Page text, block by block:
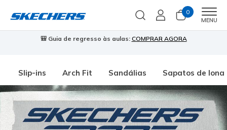
0
MENU
🎒 Guia de regresso às aulas: COMPRAR AGORA
Slip-ins Arch Fit Sandálias Sapatos de lona